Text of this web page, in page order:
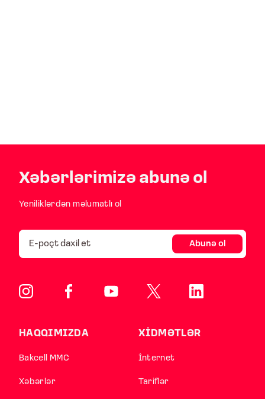
Xəbərlərimizə abunə ol
Yeniliklərdən məlumatlı ol
Abunə ol
HAQQIMIZDA
Bakcell MMC
Xəbərlər
XİDMƏTLƏR
İnternet
Tariflər